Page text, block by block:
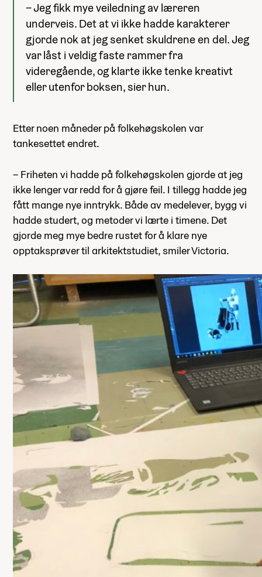
– Jeg fikk mye veiledning av læreren
underveis. Det at vi ikke hadde karakterer
gjorde nok at jeg senket skuldrene en del. Jeg
var låst i veldig faste rammer fra
videregående, og klarte ikke tenke kreativt
eller utenfor boksen, sier hun.
Etter noen måneder på folkehøgskolen var
tankesettet endret.
– Friheten vi hadde på folkehøgskolen gjorde at jeg
ikke lenger var redd for å gjøre feil. I tillegg hadde jeg
fått mange nye inntrykk. Både av medelever, bygg vi
hadde studert, og metoder vi lærte i timene. Det
gjorde meg mye bedre rustet for å klare nye
opptaksprøver til arkitektstudiet, smiler Victoria.